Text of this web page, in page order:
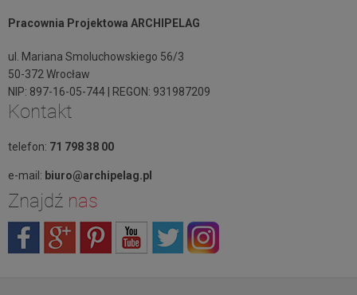
Pracownia Projektowa ARCHIPELAG
ul. Mariana Smoluchowskiego 56/3
50-372 Wrocław
NIP: 897-16-05-744 | REGON: 931987209
Kontakt
telefon: 71 798 38 00
e-mail: biuro@archipelag.pl
Znajdź nas